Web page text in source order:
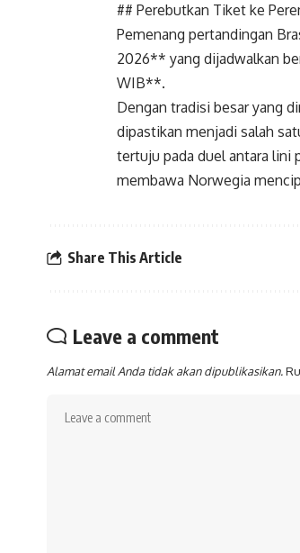
## Perebutkan Tiket ke
Pemenang pertandingan
2026** yang dijadwalkan
WIB**.
Dengan tradisi besar yang
dipastikan menjadi salah
tertuju pada duel antara lini
membawa Norwegia
Share This Article
Leave a comment
Alamat email Anda tidak akan dipublikasikan.